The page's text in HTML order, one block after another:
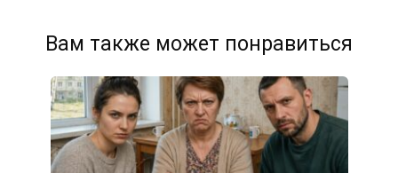
Вам также может понравиться